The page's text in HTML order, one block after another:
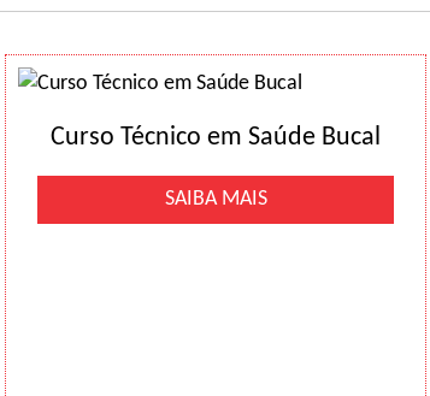
Curso Técnico em Saúde Bucal
SAIBA MAIS